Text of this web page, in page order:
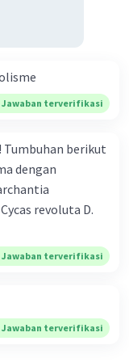
terdiri dari
dan
Jawaban terverifikasi
berikut
dengan
revoluta D.
Jawaban terverifikasi
Jawaban terverifikasi